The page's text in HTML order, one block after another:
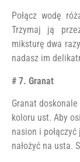
Połącz wodę
Trzymaj ją
miksturę dwa
nadasz im
# 7. Granat
Granat
koloru ust. Aby
nasion i
nałożyć na usta.